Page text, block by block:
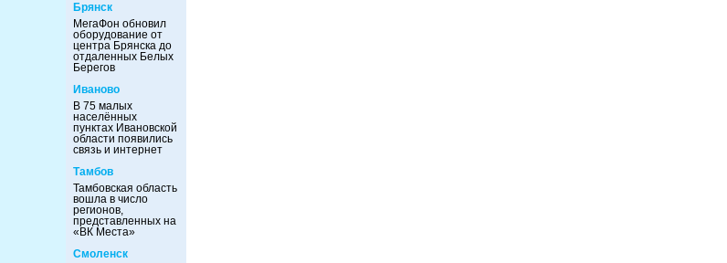
Брянск
МегаФон обновил
оборудование от
центра Брянска до
отдаленных Белых
Берегов
Иваново
В 75 малых
населённых
пунктах Ивановской
области появились
связь и интернет
Тамбов
Тамбовская область
вошла в число
регионов,
представленных на
«ВК Места»
Смоленск